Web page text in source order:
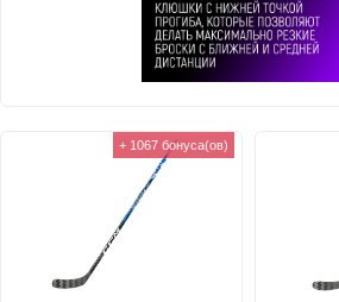
+ 1067 бонуса(ов)